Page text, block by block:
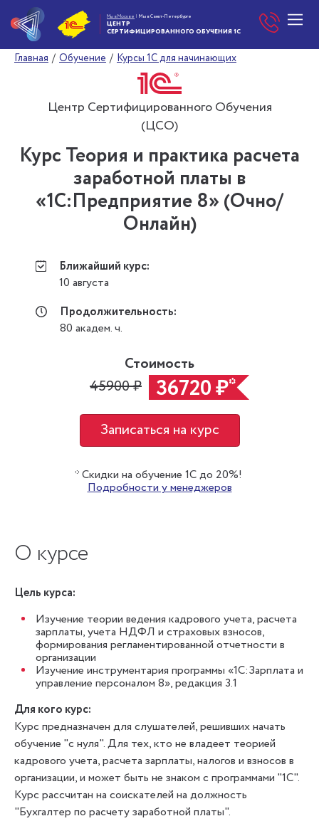
Мы в Москве | Мы в Санкт-Петербурге
ЦЕНТР
СЕРТИФИЦИРОВАННОГО ОБУЧЕНИЯ 1С
Главная / Обучение / Курсы 1С для начинающих
Центр Сертифицированного Обучения
(ЦСО)
Курс Теория и практика расчета
заработной платы в
«1С:Предприятие 8» (Очно/
Онлайн)
Ближайший курс:
10 августа
Продолжительность:
80 академ. ч.
Стоимость
45900 ₽
36720 ₽*
Записаться на курс
* Скидки на обучение 1С до 20%!
Подробности у менеджеров
О курсе
Цель курса:
Изучение теории ведения кадрового учета, расчета
зарплаты, учета НДФЛ и страховых взносов,
формирования регламентированной отчетности в
организации
Изучение инструментария программы «1С:Зарплата и
управление персоналом 8», редакция 3.1
Для кого курс:
Курс предназначен для слушателей, решивших начать
обучение "с нуля". Для тех, кто не владеет теорией
кадрового учета, расчета зарплаты, налогов и взносов в
организации, и может быть не знаком с программами "1С".
Курс рассчитан на соискателей на должность
"Бухгалтер по расчету заработной платы".